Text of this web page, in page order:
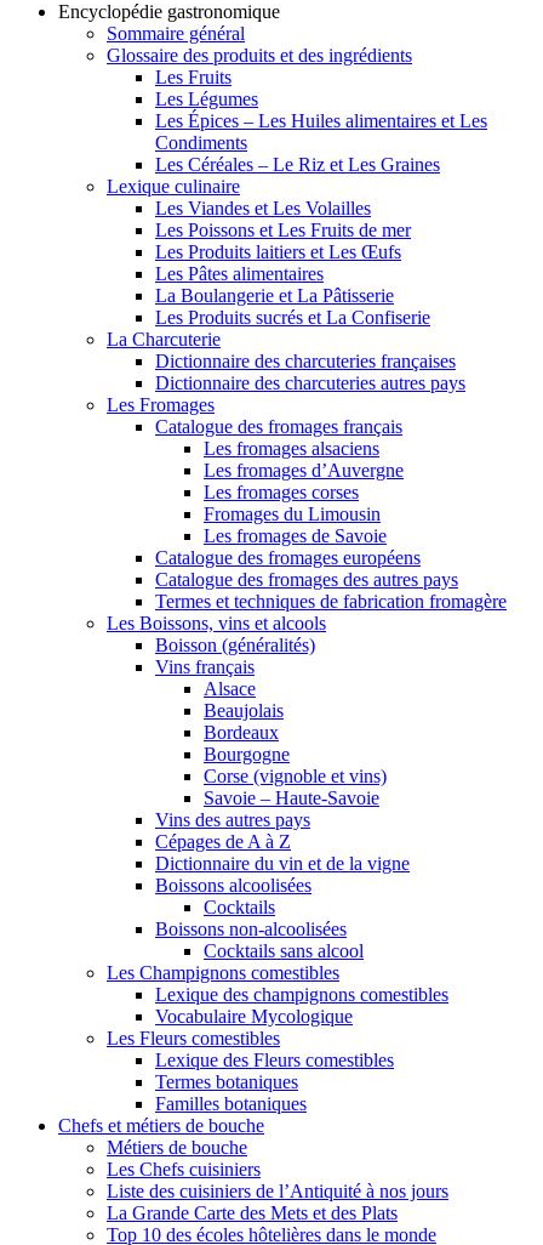
Encyclopédie gastronomique
Sommaire général
Glossaire des produits et des ingrédients
Les Fruits
Les Légumes
Les Épices – Les Huiles alimentaires et Les
Condiments
Les Céréales – Le Riz et Les Graines
Lexique culinaire
Les Viandes et Les Volailles
Les Poissons et Les Fruits de mer
Les Produits laitiers et Les Œufs
Les Pâtes alimentaires
La Boulangerie et La Pâtisserie
Les Produits sucrés et La Confiserie
La Charcuterie
Dictionnaire des charcuteries françaises
Dictionnaire des charcuteries autres pays
Les Fromages
Catalogue des fromages français
Les fromages alsaciens
Les fromages d’Auvergne
Les fromages corses
Fromages du Limousin
Les fromages de Savoie
Catalogue des fromages européens
Catalogue des fromages des autres pays
Termes et techniques de fabrication fromagère
Les Boissons, vins et alcools
Boisson (généralités)
Vins français
Alsace
Beaujolais
Bordeaux
Bourgogne
Corse (vignoble et vins)
Savoie – Haute-Savoie
Vins des autres pays
Cépages de A à Z
Dictionnaire du vin et de la vigne
Boissons alcoolisées
Cocktails
Boissons non-alcoolisées
Cocktails sans alcool
Les Champignons comestibles
Lexique des champignons comestibles
Vocabulaire Mycologique
Les Fleurs comestibles
Lexique des Fleurs comestibles
Termes botaniques
Familles botaniques
Chefs et métiers de bouche
Métiers de bouche
Les Chefs cuisiniers
Liste des cuisiniers de l’Antiquité à nos jours
La Grande Carte des Mets et des Plats
Top 10 des écoles hôtelières dans le monde